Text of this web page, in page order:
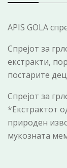
APIS GOLA
Спрејот за
екстракти,
постарите
Спрејот за
*Екстрактот
природен
мукозната